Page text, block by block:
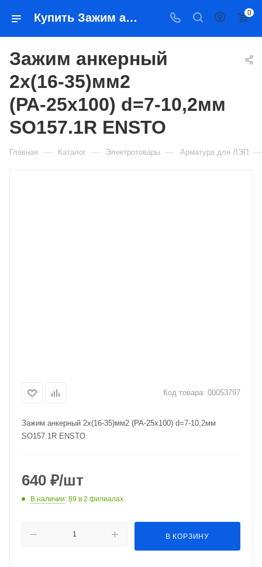
Купить Зажим анкерный 2х(16-35)мм2 (РА-25х100) d=7-10,2мм SO157.1R ENSTO в Якутске — цена, характеристики, подбор | Востоктехторг 0
Зажим анкерный
2х(16-35)мм2
(РА-25х100) d=7-10,2мм
SO157.1R ENSTO
Главная — Каталог — Электротовары — Арматура для ЛЭП —
Код товара: 00053797
Зажим анкерный 2х(16-35)мм2 (РА-25х100) d=7-10,2мм
SO157.1R ENSTO
640 ₽/шт
В наличии: 89 в 2 филиалах
В КОРЗИНУ